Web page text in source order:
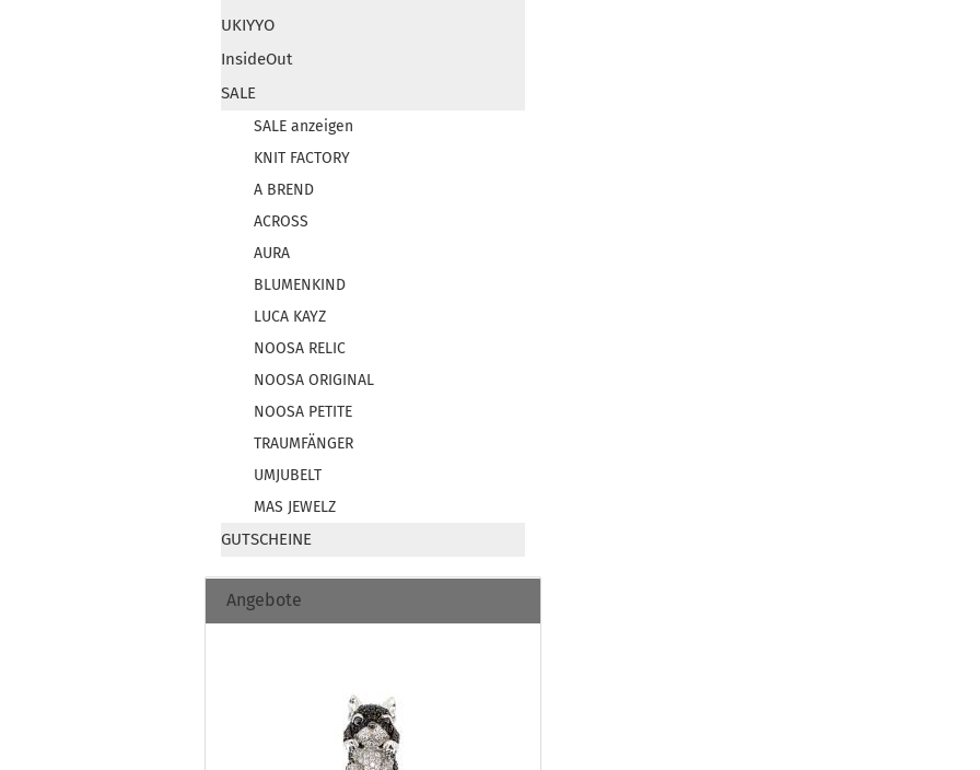
UKIYYO
InsideOut
SALE
SALE anzeigen
KNIT FACTORY
A BREND
ACROSS
AURA
BLUMENKIND
LUCA KAYZ
NOOSA RELIC
NOOSA ORIGINAL
NOOSA PETITE
TRAUMFÄNGER
UMJUBELT
MAS JEWELZ
GUTSCHEINE
Angebote